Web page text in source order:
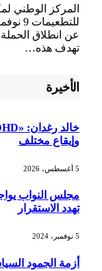
المركز الوطني
تهدف هذه…
الأخيرة
وإيقاع مختلف
مجلس النواب
تهدد الاستقرار
أزمة الجمود